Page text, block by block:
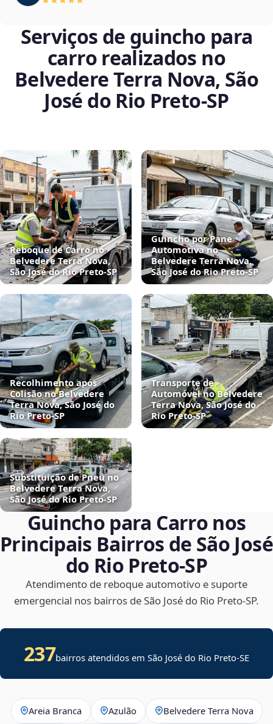
Serviços de guincho para
carro realizados no
Belvedere Terra Nova, São
José do Rio Preto‑SP
Reboque de Carro no
Belvedere Terra Nova,
São José do Rio Preto‑SP
Guincho por Pane
Automotiva no
Belvedere Terra Nova,
São José do Rio Preto‑SP
Recolhimento após
Colisão no Belvedere
Terra Nova, São José do
Rio Preto‑SP
Transporte de
Automóvel no Belvedere
Terra Nova, São José do
Rio Preto‑SP
Substituição de Pneu no
Belvedere Terra Nova,
São José do Rio Preto‑SP
Guincho para Carro nos
Principais Bairros de São José
do Rio Preto‑SP
Atendimento de reboque automotivo e suporte
emergencial nos bairros de São José do Rio Preto‑SP.
237bairros atendidos emSão José do Rio Preto-SE
Areia Branca Azulão Belvedere Terra Nova